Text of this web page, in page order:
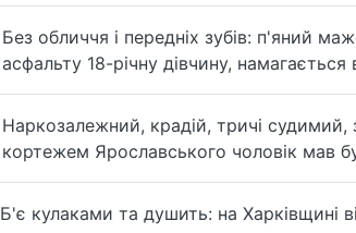
Без обличчя і передніх зубів: п'яний
асфальту 18-річну дівчину, намагається
Наркозалежний, крадій, тричі судимий,
кортежем Ярославського чоловік мав
Б'є кулаками та душить: ​на Харківщині